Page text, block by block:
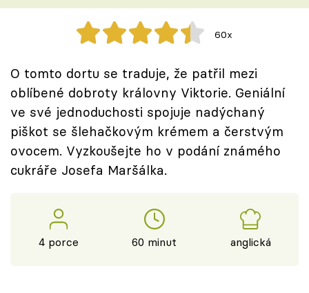
Speciál: Cuketa
Těhotnej kuchař
Sledujte prima+
Přihlášení
Sledujte nás
60x
O tomto dortu se traduje, že patřil mezi
oblíbené dobroty královny Viktorie. Geniální
ve své jednoduchosti spojuje nadýchaný
piškot se šlehačkovým krémem a čerstvým
ovocem. Vyzkoušejte ho v podání známého
cukráře Josefa Maršálka.
4 porce 60 minut anglická